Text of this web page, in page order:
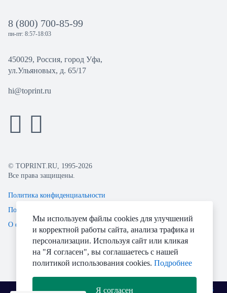
8 (800) 700-85-99
пн-пт: 8:57-18:03
450029, Россия, город Уфа,
ул.Ульяновых, д. 65/17
hi@toprint.ru
© TOPRINT.RU, 1995-2026
Все права защищены.
Политика конфиденциальности
Пользовательское соглашение
О файлах Cookie
Мы используем файлы cookies для улучшений
и корректной работы сайта, анализа трафика и
персонализации. Используя сайт или кликая
на "Я согласен", вы соглашаетесь с нашей
политикой использования cookies. Подробнее
Я согласен